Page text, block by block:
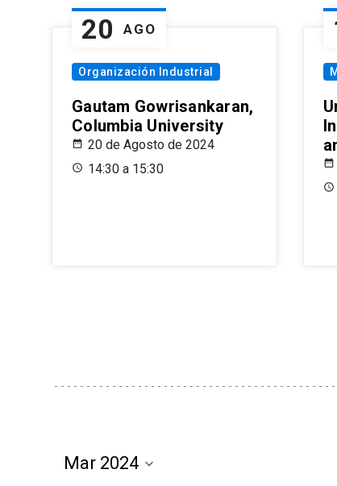
20 AGO
Organización Industrial
Gautam Gowrisankaran,
Columbia University
20 de Agosto de 2024
14:30 a 15:30